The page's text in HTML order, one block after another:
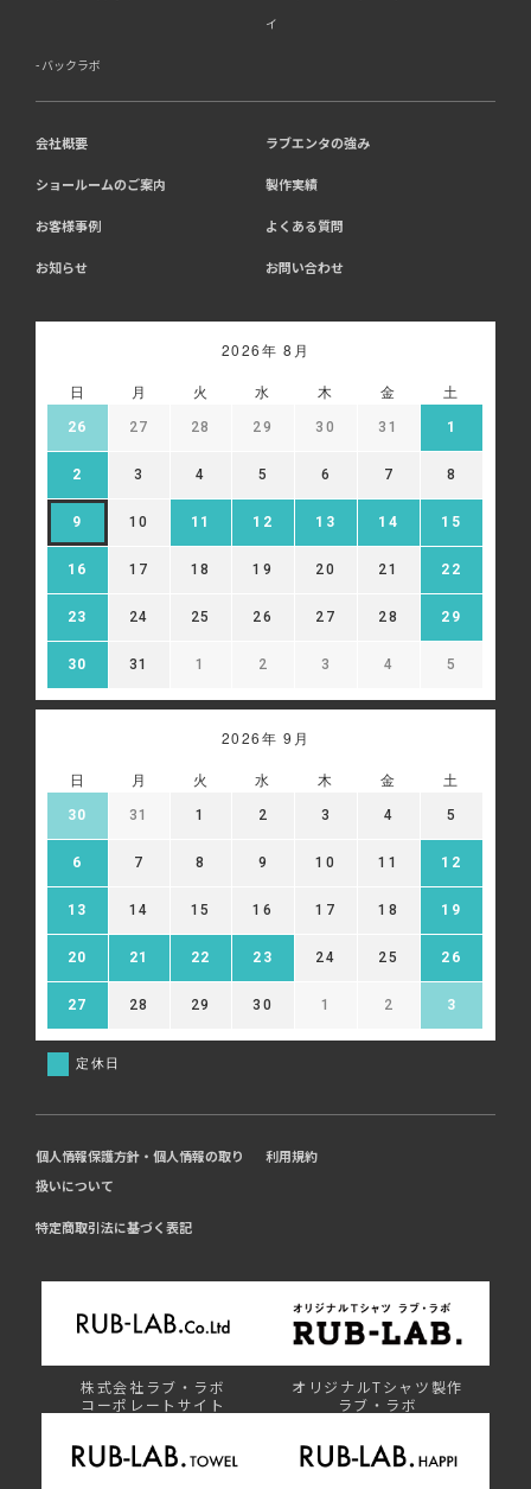
8．Cookie（クッキー）等の利用について
当社のウェブサイトでは、お客様に適したサービスや情
報、広告等を提供する目的のため、Cookie（クッキー）
13-1 アクセス解析ツールについて、当社は、利用状況の
ィクス」を利用しています。Google アナリティクスは、
特定する情報は取得していません。収集される情報は、
す。
https://marketingplatform.google.com/about/analytics/
・Google プライバシーポリシー:
・Google アナリティクス オプトアウト アドオン:
13-2 広告配信について、当社はGoogle等の第三者広告
配信事業者を利用しており、当該第三者がCookie等によ
ってお客様のウェブサイトへの訪問・行動履歴情報を取
得、利用する場合があります。また、当社が保有する個人
情報を、氏名や住所など直接特定の個人を識別できる情報
を除外し、ハッシュ化（※）等の加工を行ったうえで、当
該第三者に提供し、広告配信に利用することがあります。
当該第三者によって取得された情報は、当該第三者のプラ
イバシーポリシーに従って取り扱われます。お客様は、当
該第三者のウェブサイト内に設けられたオプトアウト（無
効化）ページにアクセスして、広告配信を停止することが
※ハッシュ化とは、元の値を復元できない形に変換する処
https://adssettings.google.com/authenticated
イ
バックラボ
会社概要 ラブエンタの強み
ショールームのご案内 製作実績
お客様事例 よくある質問
お知らせ お問い合わせ
2026年 8月
日 月 火 水 木 金 土
26 27 28 29 30 31 1
2 3 4 5 6 7 8
9 10 11 12 13 14 15
16 17 18 19 20 21 22
23 24 25 26 27 28 29
30 31 1 2 3 4 5
2026年 9月
日 月 火 水 木 金 土
30 31 1 2 3 4 5
6 7 8 9 10 11 12
13 14 15 16 17 18 19
20 21 22 23 24 25 26
27 28 29 30 1 2 3
定休日
個人情報保護方針・個人情報の取り
扱いについて
利用規約
特定商取引法に基づく表記
株式会社ラブ・ラボ
コーポレートサイト
オリジナルTシャツ製作
ラブ・ラボ